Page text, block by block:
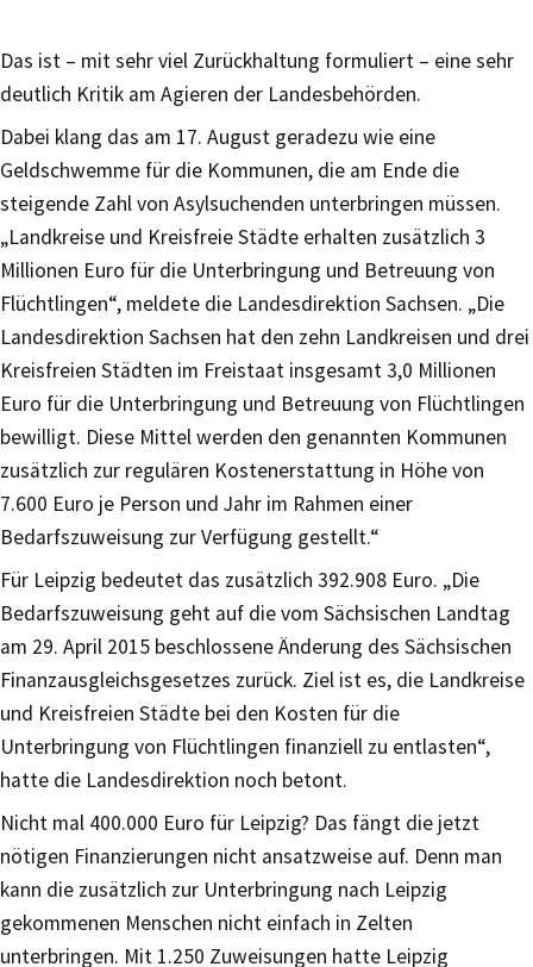
Das ist – mit sehr viel Zurückhaltung formuliert – eine sehr
deutlich Kritik am Agieren der Landesbehörden.
Dabei klang das am 17. August geradezu wie eine
Geldschwemme für die Kommunen, die am Ende die
steigende Zahl von Asylsuchenden unterbringen müssen.
„Landkreise und Kreisfreie Städte erhalten zusätzlich 3
Millionen Euro für die Unterbringung und Betreuung von
Flüchtlingen“, meldete die Landesdirektion Sachsen. „Die
Landesdirektion Sachsen hat den zehn Landkreisen und drei
Kreisfreien Städten im Freistaat insgesamt 3,0 Millionen
Euro für die Unterbringung und Betreuung von Flüchtlingen
bewilligt. Diese Mittel werden den genannten Kommunen
zusätzlich zur regulären Kostenerstattung in Höhe von
7.600 Euro je Person und Jahr im Rahmen einer
Bedarfszuweisung zur Verfügung gestellt.“
Für Leipzig bedeutet das zusätzlich 392.908 Euro. „Die
Bedarfszuweisung geht auf die vom Sächsischen Landtag
am 29. April 2015 beschlossene Änderung des Sächsischen
Finanzausgleichsgesetzes zurück. Ziel ist es, die Landkreise
und Kreisfreien Städte bei den Kosten für die
Unterbringung von Flüchtlingen finanziell zu entlasten“,
hatte die Landesdirektion noch betont.
Nicht mal 400.000 Euro für Leipzig? Das fängt die jetzt
nötigen Finanzierungen nicht ansatzweise auf. Denn man
kann die zusätzlich zur Unterbringung nach Leipzig
gekommenen Menschen nicht einfach in Zelten
unterbringen. Mit 1.250 Zuweisungen hatte Leipzig